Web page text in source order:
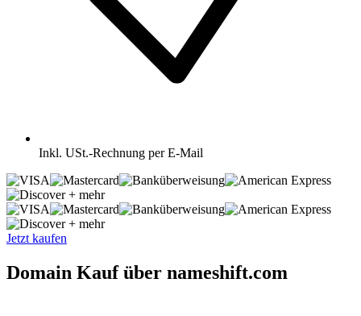
Inkl. USt.-Rechnung per E-Mail
+ mehr
+ mehr
Jetzt kaufen
Domain Kauf über nameshift.com